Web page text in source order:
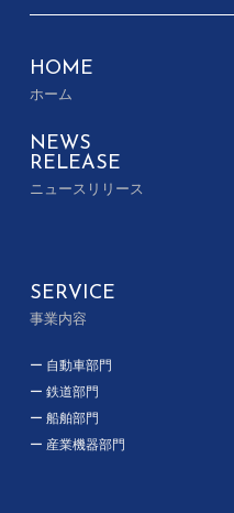
HOME
ホーム
NEWS
RELEASE
ニュースリリース
SERVICE
事業内容
自動車部門
鉄道部門
船舶部門
産業機器部門